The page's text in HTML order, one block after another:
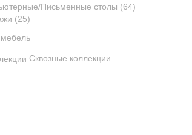
Письменные столы (64)
(25)
Сквозные коллекции